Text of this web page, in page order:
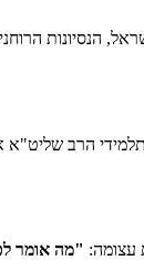
הנסיונות
הרב שליט"א
עצומה: "מה אומר